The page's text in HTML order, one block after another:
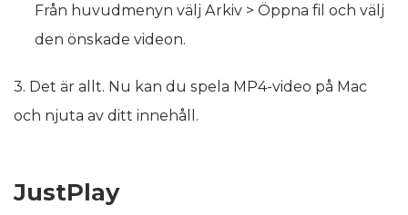
Från huvudmenyn välj Arkiv > Öppna fil och välj
den önskade videon.
3. Det är allt. Nu kan du spela MP4-video på Mac
och njuta av ditt innehåll.
JustPlay